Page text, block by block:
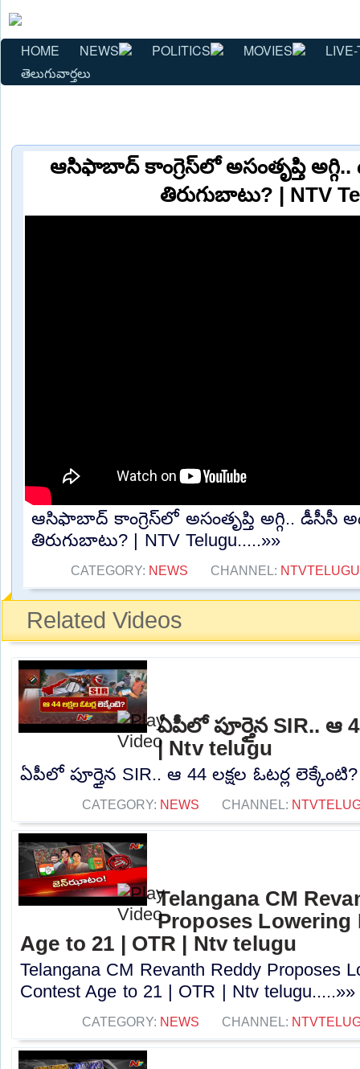
HOME NEWS POLITICS MOVIES
తెలుగువార్తలు
ఆసిఫాబాద్ కాంగ్రెస్‌లో అసంతృప్తి అగ్గి..
తిరుగుబాటు? | NTV
ఆసిఫాబాద్ కాంగ్రెస్‌లో అసంతృప్తి అగ్గి.. డీసీసీ
తిరుగుబాటు? | NTV Telugu.....»»
CATEGORY: NEWS CHANNEL: NTVTELUGU
Related Videos
ఏపీలో పూర్తైన SIR.. ఆ
| Ntv telugu
ఏపీలో పూర్తైన SIR.. ఆ 44 లక్షల ఓటర్ల
CATEGORY: NEWS CHANNEL:
Telangana CM
Proposes Lowering
Age to 21 | OTR | Ntv telugu
Telangana CM Revanth Reddy Proposes
Contest Age to 21 | OTR | Ntv telugu.....»»
CATEGORY: NEWS CHANNEL: